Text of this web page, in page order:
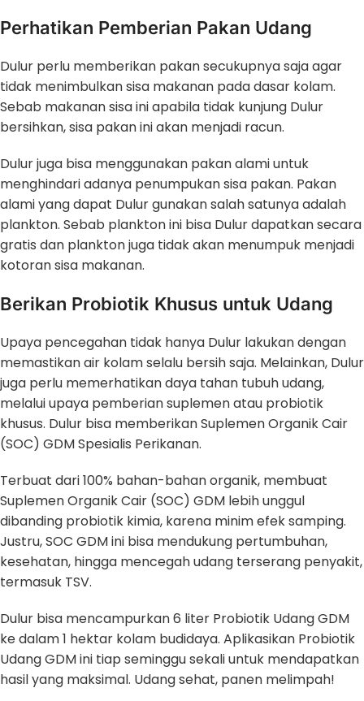
Perhatikan Pemberian Pakan Udang
Dulur perlu memberikan pakan secukupnya saja agar
tidak menimbulkan sisa makanan pada dasar kolam.
Sebab makanan sisa ini apabila tidak kunjung Dulur
bersihkan, sisa pakan ini akan menjadi racun.
Dulur juga bisa menggunakan pakan alami untuk
menghindari adanya penumpukan sisa pakan. Pakan
alami yang dapat Dulur gunakan salah satunya adalah
plankton. Sebab plankton ini bisa Dulur dapatkan secara
gratis dan plankton juga tidak akan menumpuk menjadi
kotoran sisa makanan.
Berikan Probiotik Khusus untuk Udang
Upaya pencegahan tidak hanya Dulur lakukan dengan
memastikan air kolam selalu bersih saja. Melainkan, Dulur
juga perlu memerhatikan daya tahan tubuh udang,
melalui upaya pemberian suplemen atau probiotik
khusus. Dulur bisa memberikan Suplemen Organik Cair
(SOC) GDM Spesialis Perikanan.
Terbuat dari 100% bahan-bahan organik, membuat
Suplemen Organik Cair (SOC) GDM lebih unggul
dibanding probiotik kimia, karena minim efek samping.
Justru, SOC GDM ini bisa mendukung pertumbuhan,
kesehatan, hingga mencegah udang terserang penyakit,
termasuk TSV.
Dulur bisa mencampurkan 6 liter Probiotik Udang GDM
ke dalam 1 hektar kolam budidaya. Aplikasikan Probiotik
Udang GDM ini tiap seminggu sekali untuk mendapatkan
hasil yang maksimal. Udang sehat, panen melimpah!